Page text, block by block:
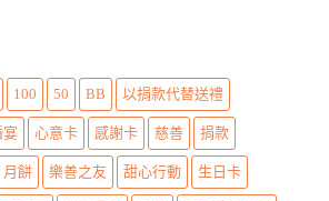
100 50 BB 以捐款代替送禮
宴 心意卡 感謝卡 慈善 捐款
月餅 樂善之友 甜心行動 生日卡